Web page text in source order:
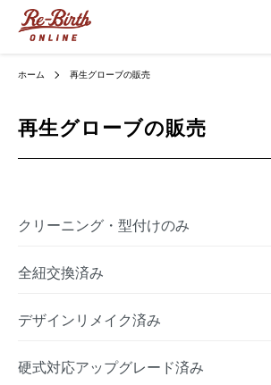
ホーム 再生グローブの販売
再生グローブの販売
クリーニング・型付けのみ
全紐交換済み
デザインリメイク済み
硬式対応アップグレード済み